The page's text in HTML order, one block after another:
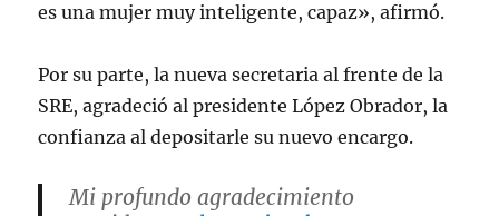
es una mujer muy inteligente, capaz», afirmó.
Por su parte, la nueva secretaria al frente de la
SRE, agradeció al presidente López Obrador, la
confianza al depositarle su nuevo encargo.
Mi profundo agradecimiento